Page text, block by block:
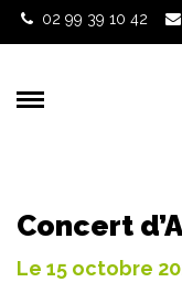
Gestion des traceurs
02 99 39 10 42
Concert
Le 15 octobre